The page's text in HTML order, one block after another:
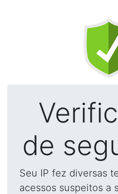
de
Seu IP fez diversas
acessos suspeitos a